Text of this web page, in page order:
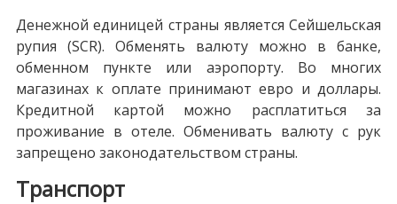
Денежной единицей страны является Сейшельская
рупия (SCR). Обменять валюту можно в банке,
обменном пункте или аэропорту. Во многих
магазинах к оплате принимают евро и доллары.
Кредитной картой можно расплатиться за
проживание в отеле. Обменивать валюту с рук
запрещено законодательством страны.
Транспорт